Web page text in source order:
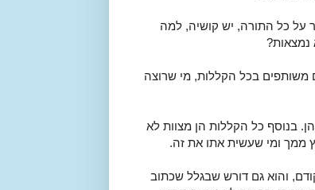
על כל התורה, יש קושיה, למה
משותפים בכל הקללות, מי שרוצה
בנוסף כל הקללות הן מצוות לא
ממך ומי שעשית אתו את זה.
והוא גם דורש שבגלל שכתוב